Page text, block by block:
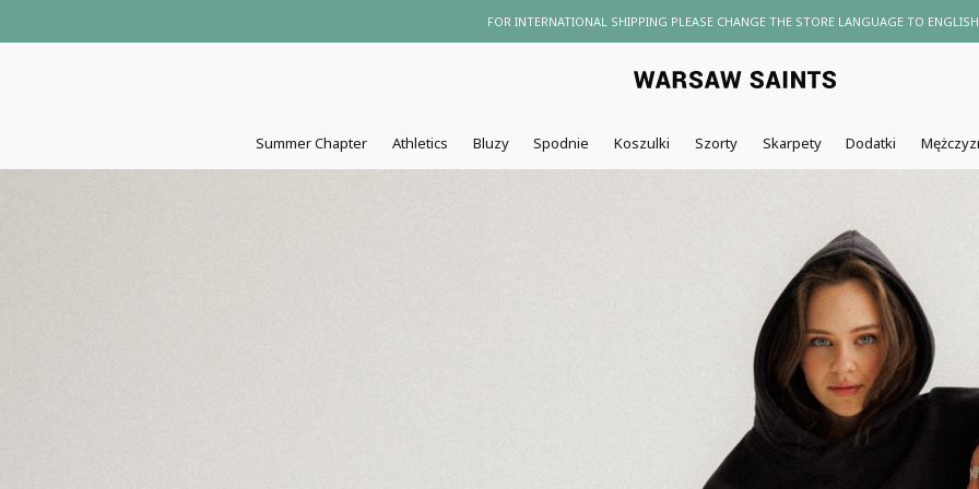
SUBSCRIBE TO OUR NEWSLETTER AND GET 10% DISCOUNT
Summer Chapter Athletics Bluzy Spodnie Koszulki Szorty Skarpety Dodatki